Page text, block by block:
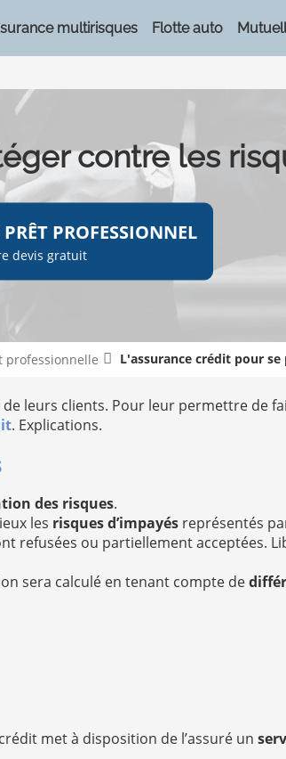
multirisques Flotte auto
contre les
PROFESSIONNEL
devis gratuit
professionnelle L'assurance crédit pour
de leurs clients. Pour leur permettre de
. Explications.
des risques.
les risques d’impayés représentés
refusées ou partiellement acceptées.
sera calculé en tenant compte de
met à disposition de l’assuré un